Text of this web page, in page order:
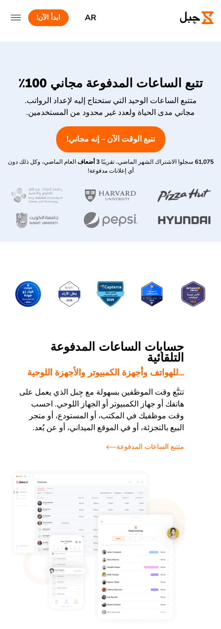
AR ابدأ الآن!
تتبع الساعات المدفوعة مجاني 100٪
متتبع الساعات الوحيد التي ستحتاج إليه لإعداد الرواتب.
مجاني مدى الحياة ولعدد غير محدود من المستخدمين.
تتبع الوقت الآن – إنه مجاني!
61,075 سجلوا الاشتراك الشهر الماضي، تقريبًا 3 أضعاف
العام الماضي، وكل ذلك دون
أي إعلانات مدفوعة!
حسابات الساعات المدفوعة
التلقائية
...للهواتف وأجهزة الكمبيوتر والأجهزة اللوحية
تتبَّع وقت الموظفين بسهولة مع جِبل الذي يعمل على
هاتفك أو جهاز الكمبيوتر أو الجهاز اللوحي. احسب
وقت موظفيك في المكتب، أو المستودع، أو متجر
البيع بالتجزئة، أو في الموقع الميداني، أو عن بُعد.
متتبع الساعات المدفوعة